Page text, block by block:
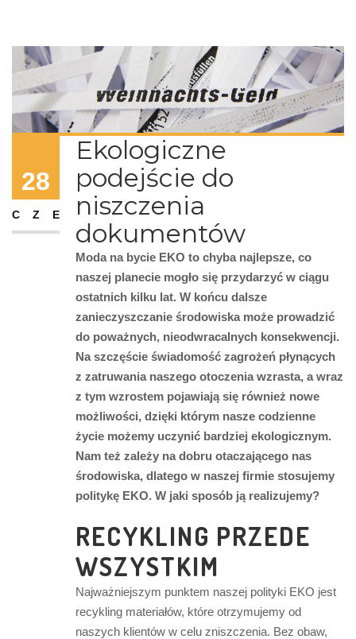
28
CZE
Ekologiczne
podejście do
niszczenia
dokumentów
Moda na bycie EKO to chyba najlepsze, co
naszej planecie mogło się przydarzyć w ciągu
ostatnich kilku lat. W końcu dalsze
zanieczyszczanie środowiska może prowadzić
do poważnych, nieodwracalnych konsekwencji.
Na szczęście świadomość zagrożeń płynących
z zatruwania naszego otoczenia wzrasta, a wraz
z tym wzrostem pojawiają się również nowe
możliwości, dzięki którym nasze codzienne
życie możemy uczynić bardziej ekologicznym.
Nam też zależy na dobru otaczającego nas
środowiska, dlatego w naszej firmie stosujemy
politykę EKO. W jaki sposób ją realizujemy?
RECYKLING PRZEDE
WSZYSTKIM
Najważniejszym punktem naszej polityki EKO jest
recykling materiałów, które otrzymujemy od
naszych klientów w celu zniszczenia. Bez obaw,